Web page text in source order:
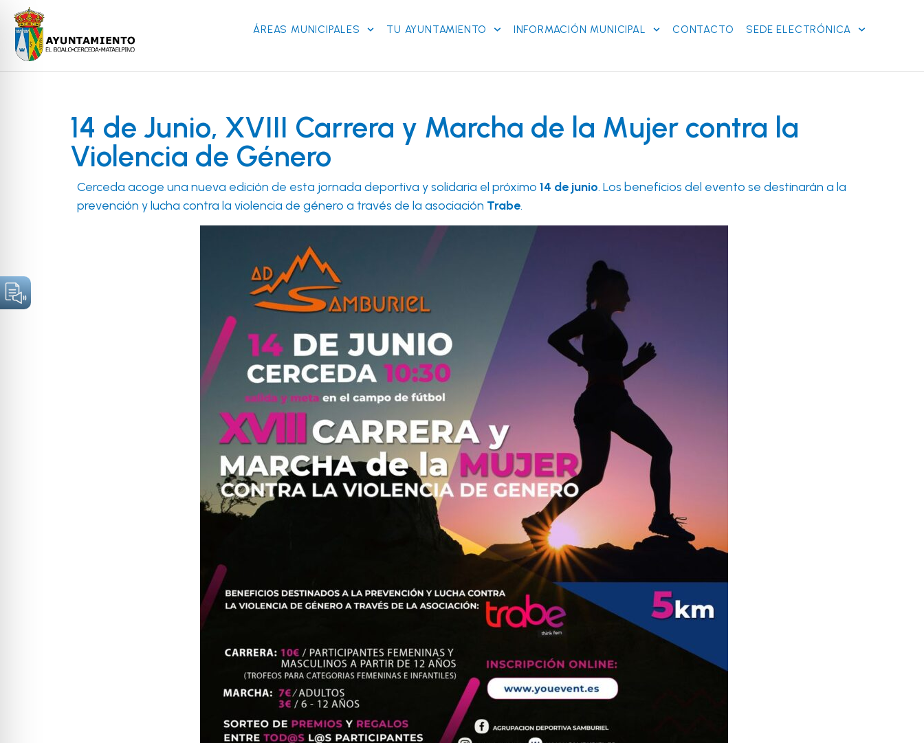
ÁREAS MUNICIPALES TU AYUNTAMIENTO INFORMACIÓN MUNICIPAL CONTACTO SEDE ELECTRÓNICA
14 de Junio, XVIII Carrera y Marcha de la Mujer contra la
Violencia de Género
Cerceda acoge una nueva edición de esta jornada deportiva y solidaria el próximo 14 de junio. Los beneficios del evento se destinarán a la
prevención y lucha contra la violencia de género a través de la asociación Trabe.